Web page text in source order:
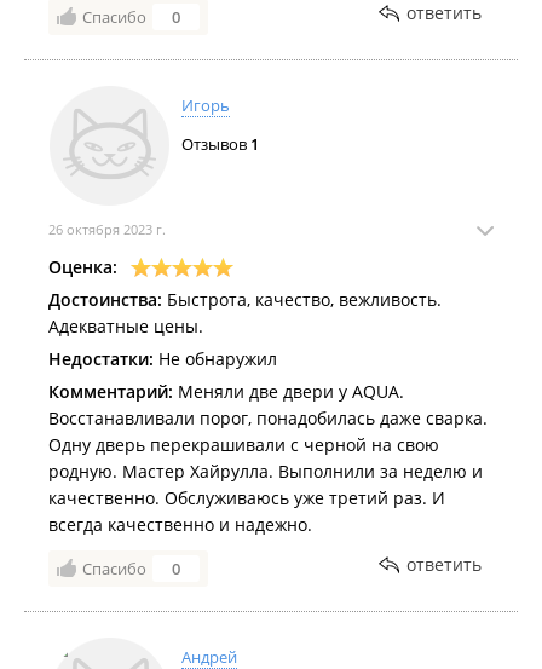
Спасибо 0 ответить
Игорь
Отзывов 1
26 октября 2023 г.
Оценка:
Достоинства: Быстрота, качество, вежливость.
Адекватные цены.
Недостатки: Не обнаружил
Комментарий: Меняли две двери у AQUA.
Восстанавливали порог, понадобилась даже сварка.
Одну дверь перекрашивали с черной на свою
родную. Мастер Хайрулла. Выполнили за неделю и
качественно. Обслуживаюсь уже третий раз. И
всегда качественно и надежно.
Спасибо 0 ответить
Андрей